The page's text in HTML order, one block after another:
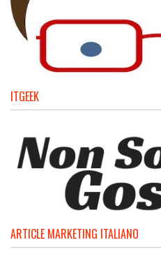
ITGEEK
ARTICLE MARKETING ITALIANO